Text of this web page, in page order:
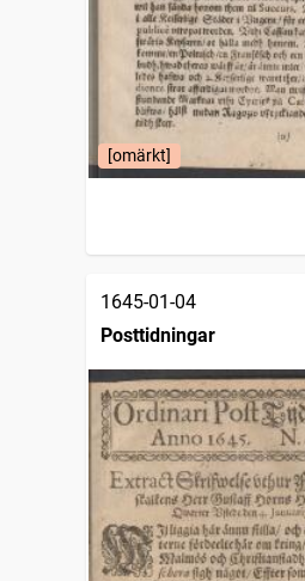
[omärkt]
1645-01-04
Posttidningar